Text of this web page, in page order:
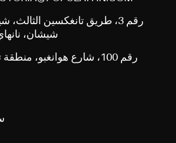
رقم 3، طريق تانغكسين الثالث،
شيشان،
رقم 100، شارع هوانغبو،